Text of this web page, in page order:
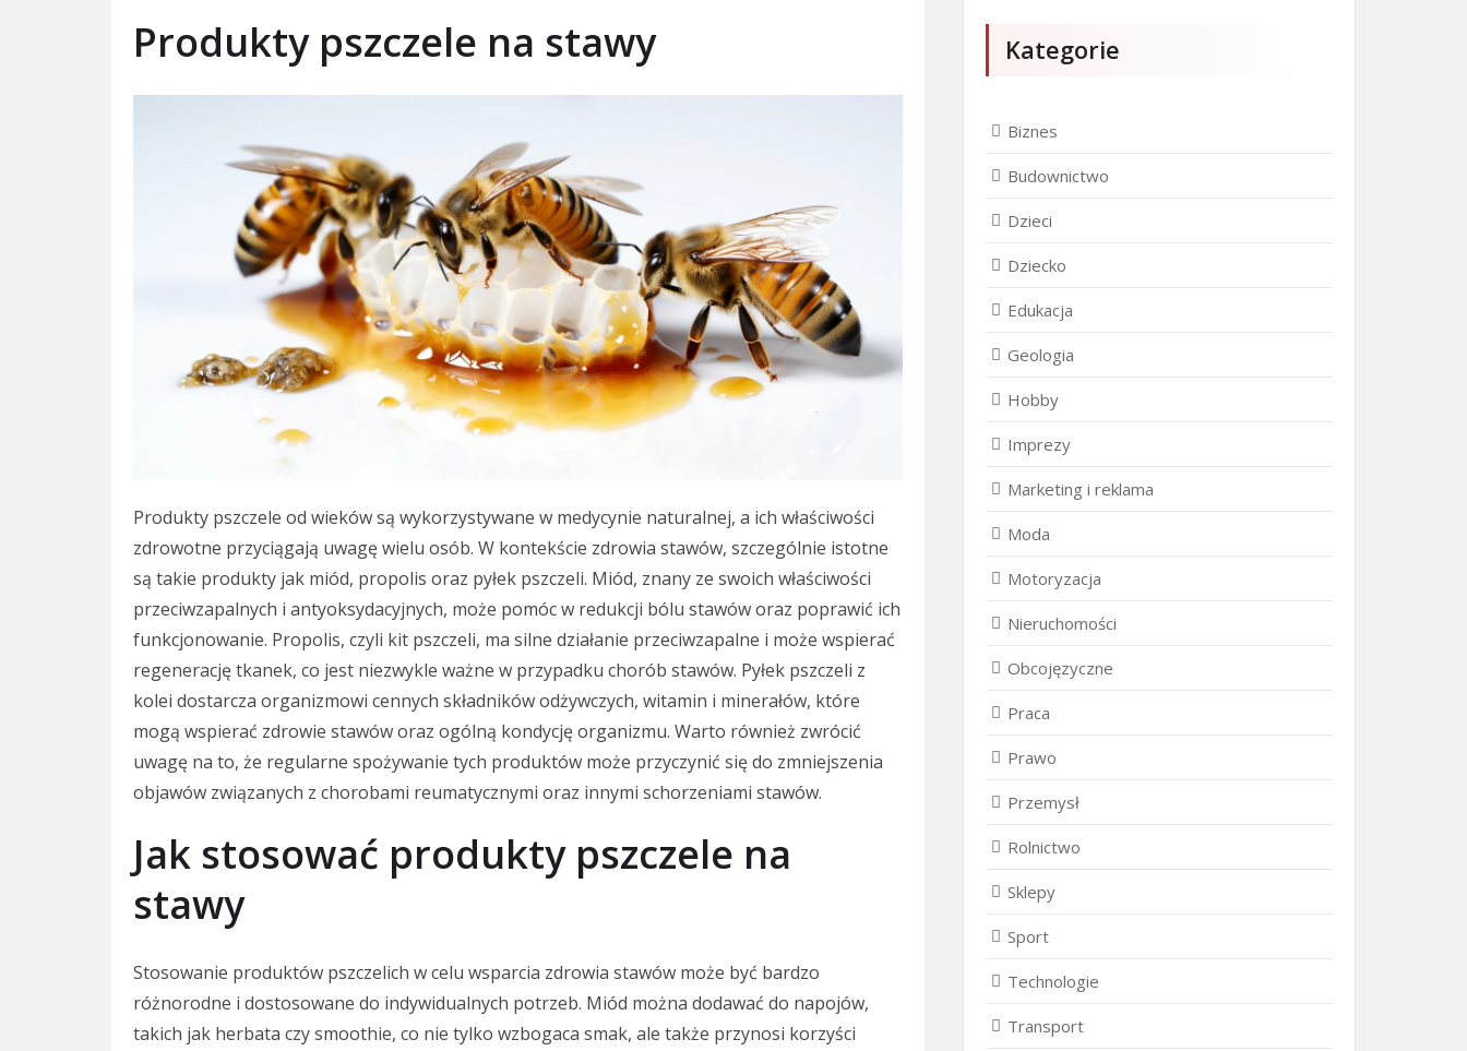
Produkty pszczele na stawy
Produkty pszczele od wieków są wykorzystywane w medycynie naturalnej, a ich właściwości
zdrowotne przyciągają uwagę wielu osób. W kontekście zdrowia stawów, szczególnie istotne
są takie produkty jak miód, propolis oraz pyłek pszczeli. Miód, znany ze swoich właściwości
przeciwzapalnych i antyoksydacyjnych, może pomóc w redukcji bólu stawów oraz poprawić ich
funkcjonowanie. Propolis, czyli kit pszczeli, ma silne działanie przeciwzapalne i może wspierać
regenerację tkanek, co jest niezwykle ważne w przypadku chorób stawów. Pyłek pszczeli z
kolei dostarcza organizmowi cennych składników odżywczych, witamin i minerałów, które
mogą wspierać zdrowie stawów oraz ogólną kondycję organizmu. Warto również zwrócić
uwagę na to, że regularne spożywanie tych produktów może przyczynić się do zmniejszenia
objawów związanych z chorobami reumatycznymi oraz innymi schorzeniami stawów.
Jak stosować produkty pszczele na
stawy
Stosowanie produktów pszczelich w celu wsparcia zdrowia stawów może być bardzo
różnorodne i dostosowane do indywidualnych potrzeb. Miód można dodawać do napojów,
takich jak herbata czy smoothie, co nie tylko wzbogaca smak, ale także przynosi korzyści
Kategorie
Biznes
Budownictwo
Dzieci
Dziecko
Edukacja
Geologia
Hobby
Imprezy
Marketing i reklama
Moda
Motoryzacja
Nieruchomości
Obcojęzyczne
Praca
Prawo
Przemysł
Rolnictwo
Sklepy
Sport
Technologie
Transport